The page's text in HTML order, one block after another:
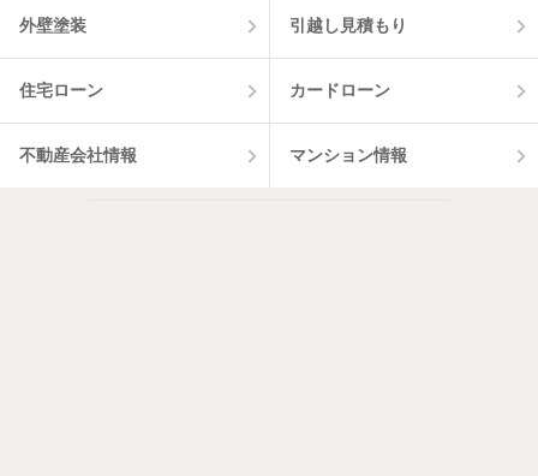
外壁塗装 引越し見積もり
住宅ローン カードローン
不動産会社情報 マンション情報